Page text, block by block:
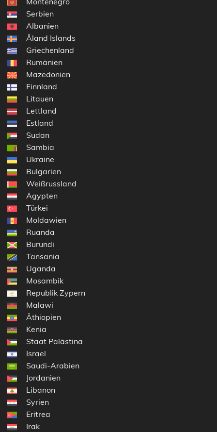
Serbien
Albanien
Åland Islands
Griechenland
Rumänien
Mazedonien
Finnland
Litauen
Lettland
Estland
Sudan
Sambia
Ukraine
Bulgarien
Weißrussland
Ägypten
Türkei
Moldawien
Ruanda
Burundi
Tansania
Uganda
Mosambik
Republik Zypern
Malawi
Äthiopien
Kenia
Staat Palästina
Israel
Saudi-Arabien
Jordanien
Libanon
Syrien
Eritrea
Irak